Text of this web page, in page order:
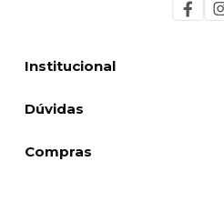
Institucional
Dúvidas
Compras